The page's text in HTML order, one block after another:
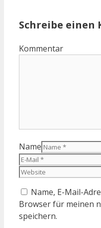
Schreibe einen
Kommentar
Name
Name, E-Mail-
Browser für meinen
speichern.